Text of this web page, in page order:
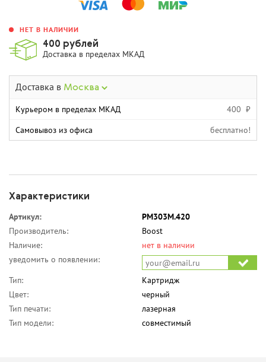
НЕТ В НАЛИЧИИ
400 рублей
Доставка в пределах МКАД
Доставка в Москва
Курьером в пределах МКАД
400 ₽
Самовывоз из офиса
бесплатно!
Характеристики
Артикул:
PM303M.420
Производитель:
Boost
Наличие:
нет в наличии
уведомить о появлении:
Тип:
Картридж
Цвет:
черный
Тип печати:
лазерная
Тип модели:
совместимый